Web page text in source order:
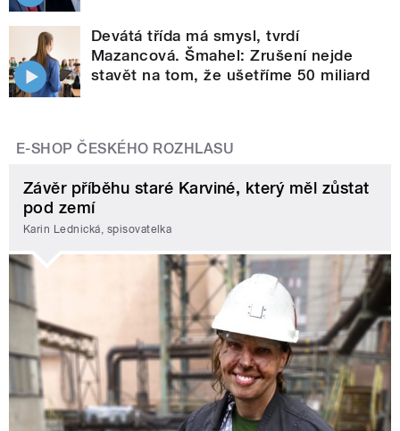
Devátá třída má smysl, tvrdí
Mazancová. Šmahel: Zrušení nejde
stavět na tom, že ušetříme 50 miliard
E-SHOP ČESKÉHO ROZHLASU
Závěr příběhu staré Karviné, který měl zůstat
pod zemí
Karin Lednická, spisovatelka